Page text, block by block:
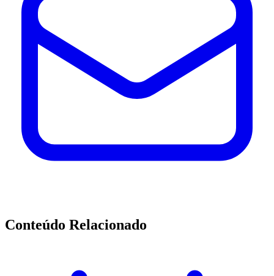
Conteúdo Relacionado